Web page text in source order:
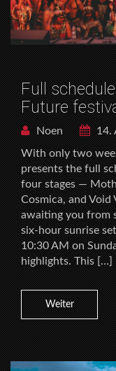
Full
Future
Noen
14.
With only two
presents the full
four stages —
Cosmica, and
awaiting you from
six-hour sunrise
10:30 AM on
highlights. This […]
Weiter